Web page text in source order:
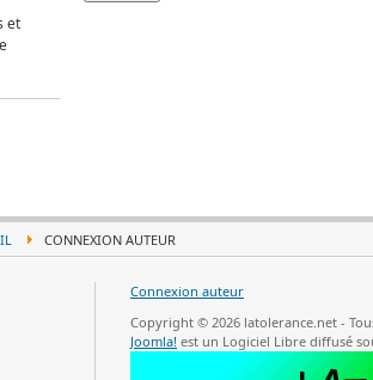
et
CONNEXION AUTEUR
Connexion auteur
Copyright © 2026 latolerance.net -
Joomla! est un Logiciel Libre diffusé